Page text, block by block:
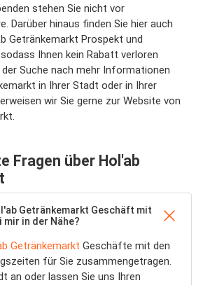
stehen Sie nicht vor
Darüber hinaus finden Sie hier auch
Getränkemarkt Prospekt und
Ihnen kein Rabatt verloren
Suche nach mehr Informationen
in Ihrer Stadt oder in Ihrer
wir Sie gerne zur Website von
Fragen über Hol'ab
Getränkemarkt Geschäft mit
in der Nähe?
Getränkemarkt Geschäfte mit den
für Sie zusammengetragen.
an oder lassen Sie uns Ihren